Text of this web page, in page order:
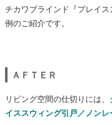
チカワブラインド『プレイ
例のご紹介です。
ＡＦＴＥＲ
リビング空間の仕切りには、
イススウィング引戸／ノンレ